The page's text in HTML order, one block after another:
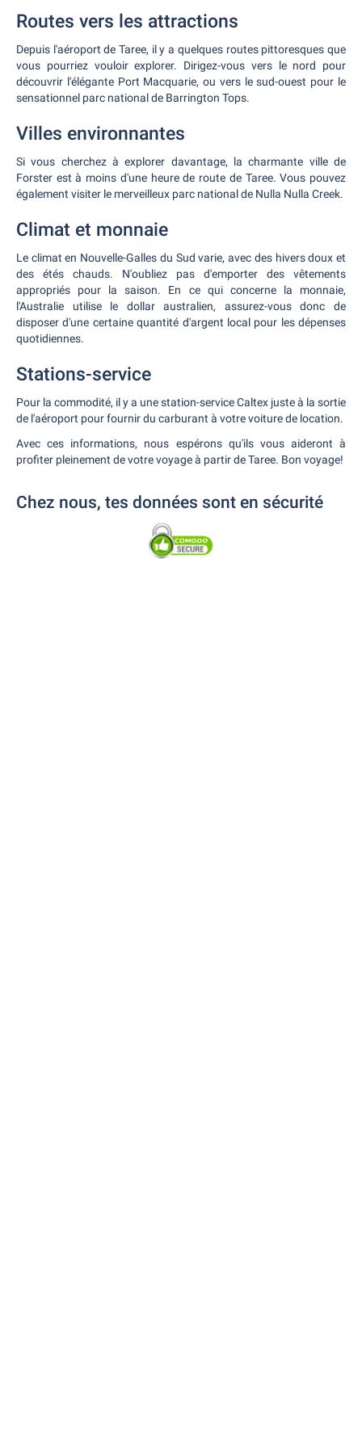
Routes vers les attractions
Depuis l'aéroport de Taree, il y a quelques routes pittoresques que
vous pourriez vouloir explorer. Dirigez-vous vers le nord pour
découvrir l'élégante Port Macquarie, ou vers le sud-ouest pour le
sensationnel parc national de Barrington Tops.
Villes environnantes
Si vous cherchez à explorer davantage, la charmante ville de
Forster est à moins d'une heure de route de Taree. Vous pouvez
également visiter le merveilleux parc national de Nulla Nulla Creek.
Climat et monnaie
Le climat en Nouvelle-Galles du Sud varie, avec des hivers doux et
des étés chauds. N'oubliez pas d'emporter des vêtements
appropriés pour la saison. En ce qui concerne la monnaie,
l'Australie utilise le dollar australien, assurez-vous donc de
disposer d'une certaine quantité d'argent local pour les dépenses
quotidiennes.
Stations-service
Pour la commodité, il y a une station-service Caltex juste à la sortie
de l'aéroport pour fournir du carburant à votre voiture de location.
Avec ces informations, nous espérons qu'ils vous aideront à
profiter pleinement de votre voyage à partir de Taree. Bon voyage!
Chez nous, tes données sont en sécurité